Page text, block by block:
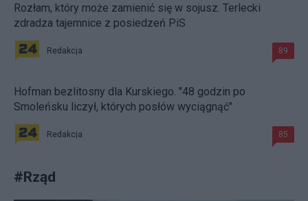
Rozłam, który może zamienić się w sojusz. Terlecki
zdradza tajemnice z posiedzeń PiS
Redakcja 89
Hofman bezlitosny dla Kurskiego. "48 godzin po
Smoleńsku liczył, których posłów wyciągnąć"
Redakcja 85
#Rząd